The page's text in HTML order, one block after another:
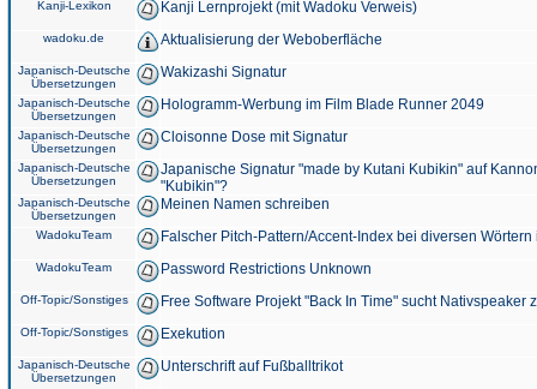
Kanji-Lexikon Kanji Lernprojekt (mit Wadoku Verweis)
wadoku.de Aktualisierung der Weboberfläche
Japanisch-Deutsche
Übersetzungen
Wakizashi Signatur
Japanisch-Deutsche
Übersetzungen
Hologramm-Werbung im Film Blade Runner 2049
Japanisch-Deutsche
Übersetzungen
Cloisonne Dose mit Signatur
Japanisch-Deutsche
Übersetzungen
Japanische Signatur "made by Kutani Kubikin" auf
"Kubikin"?
Japanisch-Deutsche
Übersetzungen
Meinen Namen schreiben
WadokuTeam Falscher Pitch-Pattern/Accent-Index bei diversen
WadokuTeam Password Restrictions Unknown
Off-Topic/Sonstiges Free Software Projekt "Back In Time" sucht Nativspeaker
Off-Topic/Sonstiges Exekution
Japanisch-Deutsche
Übersetzungen
Unterschrift auf Fußballtrikot